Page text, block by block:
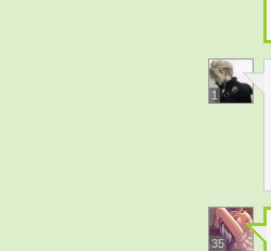
1
35